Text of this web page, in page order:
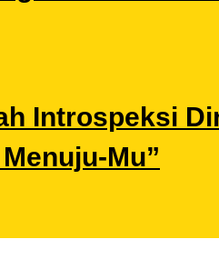
Introspeksi
Mu”